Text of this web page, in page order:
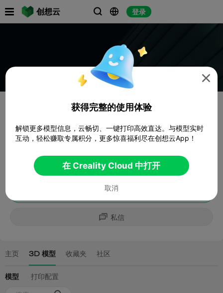
创想云   登录

获得完整的使用体验
解锁更多模型信息，云畅切、一键打印高效直达。与模型实时
互动，轻松赚取专属积分，更多惊喜福利尽在创想云App！
在 Creality Cloud 中打开
取消